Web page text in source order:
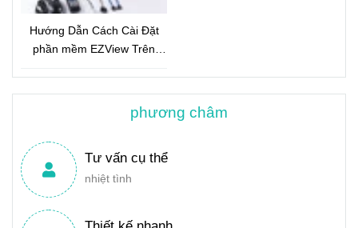
Hướng Dẫn Cách Cài Đặt
phần mềm EZView Trên
phương châm
Tư vấn cụ thể
nhiệt tình